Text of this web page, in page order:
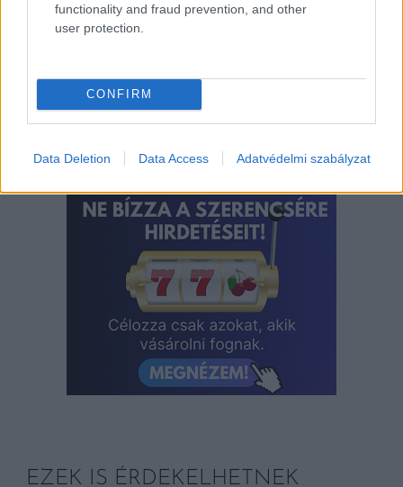
functionality and fraud prevention, and other
user protection.
CONFIRM
Data Deletion Data Access Adatvédelmi szabályzat
magyar erdőkben is megtalálható
EZEK IS ÉRDEKELHETNEK